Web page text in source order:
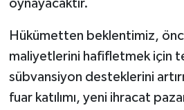
oynayacaktır.
Hükümetten beklentimiz,
maliyetlerini hafifletmek için
sübvansiyon desteklerini
fuar katılımı, yeni ihracat